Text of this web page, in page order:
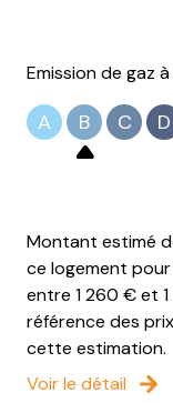
Emission de gaz
A B C D
Montant estimé
ce logement
entre 1 260 € et
référence des
cette estimation.
Voir le détail